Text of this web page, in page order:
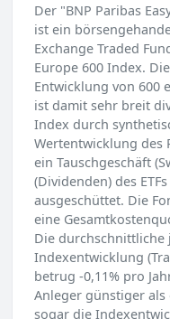
Der "BNP Paribas
ist ein
Exchange Traded
Europe 600 Index.
Entwicklung von 600
ist damit sehr breit
Index durch
Wertentwicklung des
ein Tauschgeschäft
(Dividenden) des
ausgeschüttet. Die
eine
Die durchschnittliche
Indexentwicklung
betrug -0,11% pro
Anleger günstiger als
sogar die